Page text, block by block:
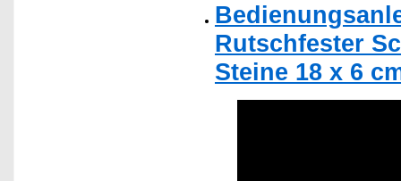
Rutschfester
Steine 18 x 6